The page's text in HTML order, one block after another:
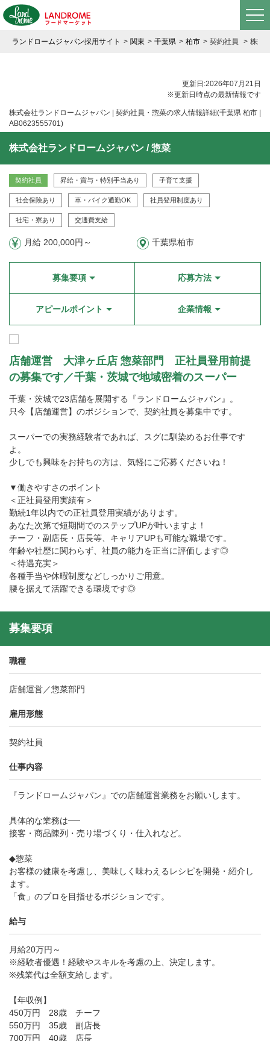
ランドロームジャパン採用サイト 関東 千葉県 柏市 契約社員 株式
更新日:2026年07月21日
※更新日時点の最新情報です
株式会社ランドロームジャパン | 契約社員・惣菜の求人情報詳細(千葉県 柏市 |
AB0623555701)
株式会社ランドロームジャパン / 惣菜
契約社員 昇給・賞与・特別手当あり 子育て支援
社会保険あり 車・バイク通勤OK 社員登用制度あり
社宅・寮あり 交通費支給
月給 200,000円～ 千葉県柏市
募集要項 応募方法
アピールポイント 企業情報
店舗運営 大津ヶ丘店 惣菜部門 正社員登用前提
の募集です／千葉・茨城で地域密着のスーパー
千葉・茨城で23店舗を展開する『ランドロームジャパン』。
只今【店舗運営】のポジションで、契約社員を募集中です。
スーパーでの実務経験者であれば、スグに馴染めるお仕事です
よ。
少しでも興味をお持ちの方は、気軽にご応募くださいね！
▼働きやすさのポイント
＜正社員登用実績有＞
勤続1年以内での正社員登用実績があります。
あなた次第で短期間でのステップUPが叶いますよ！
チーフ・副店長・店長等、キャリアUPも可能な職場です。
年齢や社歴に関わらず、社員の能力を正当に評価します◎
＜待遇充実＞
各種手当や休暇制度などしっかりご用意。
腰を据えて活躍できる環境です◎
募集要項
職種
店舗運営／惣菜部門
雇用形態
契約社員
仕事内容
『ランドロームジャパン』での店舗運営業務をお願いします。
具体的な業務は──
接客・商品陳列・売り場づくり・仕入れなど。
◆惣菜
お客様の健康を考慮し、美味しく味わえるレシピを開発・紹介し
ます。
「食」のプロを目指せるポジションです。
給与
月給20万円～
※経験者優遇！経験やスキルを考慮の上、決定します。
※残業代は全額支給します。
【年収例】
450万円 28歳 チーフ
550万円 35歳 副店長
700万円 40歳 店長